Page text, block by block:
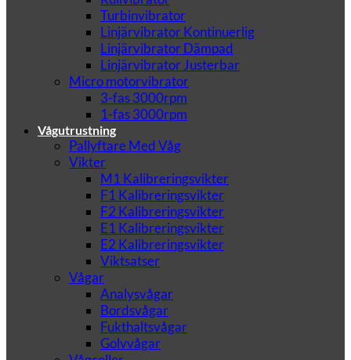
Turbinvibrator
Linjärvibrator Kontinuerlig
Linjärvibrator Dämpad
Linjärvibrator Justerbar
Micro motorvibrator
3-fas 3000rpm
1-fas 3000rpm
Vågutrustning
Pallyftare Med Våg
Vikter
M1 Kalibreringsvikter
F1 Kalibreringsvikter
F2 Kalibreringsvikter
E1 Kalibreringsvikter
E2 Kalibreringsvikter
Viktsatser
Vågar
Analysvågar
Bordsvågar
Fukthaltsvågar
Golvvågar